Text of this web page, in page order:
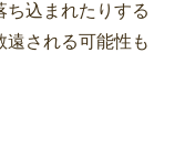
ち込まれたりする
遠される可能性も